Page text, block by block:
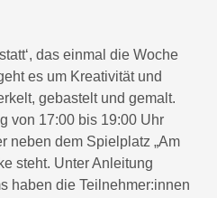
das einmal die Woche
es um Kreativität und
gebastelt und gemalt.
von 17:00 bis 19:00 Uhr
neben dem Spielplatz „Am
steht. Unter Anleitung
haben die Teilnehmer:innen